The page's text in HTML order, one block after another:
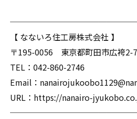
【 なないろ住工房株式会社 】
〒195-0056 東京都町田市広袴2-
TEL：042-860-2746
Email：
URL：https://nanairo-